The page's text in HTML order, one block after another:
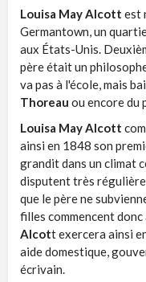
Louisa May Alcott est
Germantown, un
aux États-Unis.
père était un
va pas à l'école, mais
Thoreau ou encore du
Louisa May Alcott
ainsi en 1848 son
grandit dans un climat
disputent très
que le père ne
filles commencent
Alcott exercera ainsi
aide domestique,
écrivain.